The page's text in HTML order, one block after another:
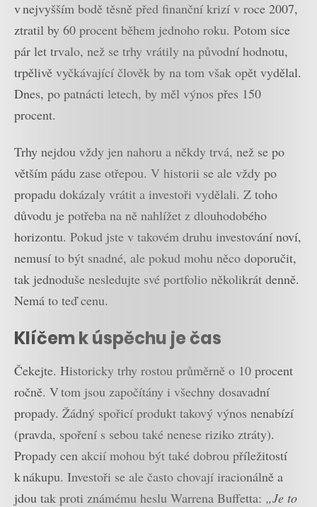
v nejvyšším bodě těsně před finanční krizí v roce 2007,
ztratil by 60 procent během jednoho roku. Potom sice
pár let trvalo, než se trhy vrátily na původní hodnotu,
trpělivě vyčkávající člověk by na tom však opět vydělal.
Dnes, po patnácti letech, by měl výnos přes 150
procent.
Trhy nejdou vždy jen nahoru a někdy trvá, než se po
větším pádu zase otřepou. V historii se ale vždy po
propadu dokázaly vrátit a investoři vydělali. Z toho
důvodu je potřeba na ně nahlížet z dlouhodobého
horizontu. Pokud jste v takovém druhu investování noví,
nemusí to být snadné, ale pokud mohu něco doporučit,
tak jednoduše nesledujte své portfolio několikrát denně.
Nemá to teď cenu.
Klíčem k úspěchu je čas
Čekejte. Historicky trhy rostou průměrně o 10 procent
ročně. V tom jsou započítány i všechny dosavadní
propady. Žádný spořicí produkt takový výnos nenabízí
(pravda, spoření s sebou také nenese riziko ztráty).
Propady cen akcií mohou být také dobrou příležitostí
k nákupu. Investoři se ale často chovají iracionálně a
jdou tak proti známému heslu Warrena Buffetta: „Je to